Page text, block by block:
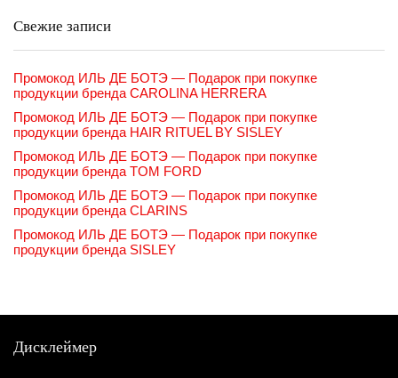
Свежие записи
Промокод ИЛЬ ДЕ БОТЭ — Подарок при покупке
продукции бренда CAROLINA HERRERA
Промокод ИЛЬ ДЕ БОТЭ — Подарок при покупке
продукции бренда HAIR RITUEL BY SISLEY
Промокод ИЛЬ ДЕ БОТЭ — Подарок при покупке
продукции бренда TOM FORD
Промокод ИЛЬ ДЕ БОТЭ — Подарок при покупке
продукции бренда CLARINS
Промокод ИЛЬ ДЕ БОТЭ — Подарок при покупке
продукции бренда SISLEY
Дисклеймер